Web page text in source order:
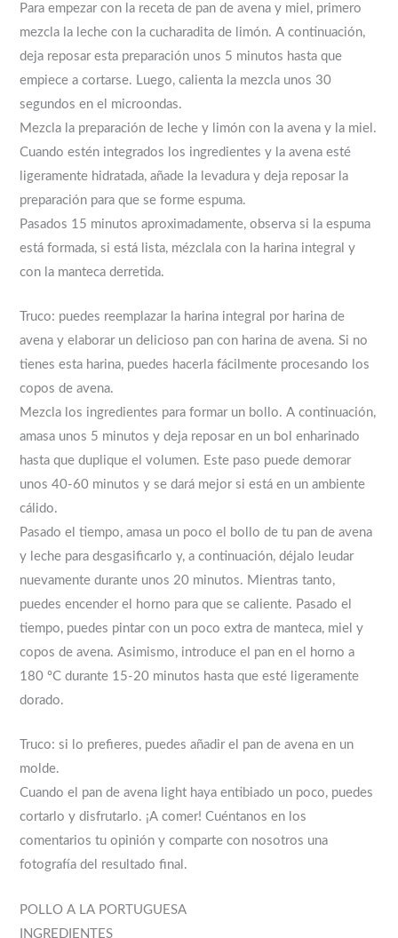
Para empezar con la receta de pan de avena y miel, primero
mezcla la leche con la cucharadita de limón. A continuación,
deja reposar esta preparación unos 5 minutos hasta que
empiece a cortarse. Luego, calienta la mezcla unos 30
segundos en el microondas.
Mezcla la preparación de leche y limón con la avena y la miel.
Cuando estén integrados los ingredientes y la avena esté
ligeramente hidratada, añade la levadura y deja reposar la
preparación para que se forme espuma.
Pasados 15 minutos aproximadamente, observa si la espuma
está formada, si está lista, mézclala con la harina integral y
con la manteca derretida.
Truco: puedes reemplazar la harina integral por harina de
avena y elaborar un delicioso pan con harina de avena. Si no
tienes esta harina, puedes hacerla fácilmente procesando los
copos de avena.
Mezcla los ingredientes para formar un bollo. A continuación,
amasa unos 5 minutos y deja reposar en un bol enharinado
hasta que duplique el volumen. Este paso puede demorar
unos 40-60 minutos y se dará mejor si está en un ambiente
cálido.
Pasado el tiempo, amasa un poco el bollo de tu pan de avena
y leche para desgasificarlo y, a continuación, déjalo leudar
nuevamente durante unos 20 minutos. Mientras tanto,
puedes encender el horno para que se caliente. Pasado el
tiempo, puedes pintar con un poco extra de manteca, miel y
copos de avena. Asimismo, introduce el pan en el horno a
180 ºC durante 15-20 minutos hasta que esté ligeramente
dorado.
Truco: si lo prefieres, puedes añadir el pan de avena en un
molde.
Cuando el pan de avena light haya entibiado un poco, puedes
cortarlo y disfrutarlo. ¡A comer! Cuéntanos en los
comentarios tu opinión y comparte con nosotros una
fotografía del resultado final.
POLLO A LA PORTUGUESA
INGREDIENTES